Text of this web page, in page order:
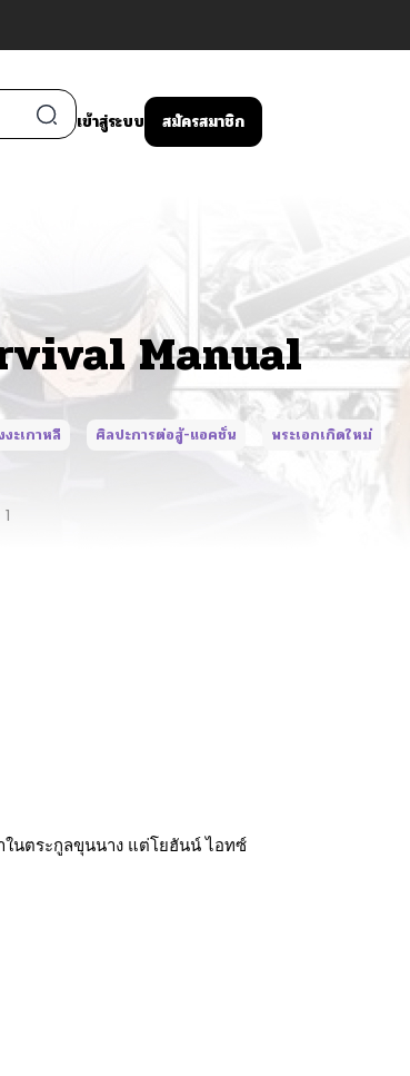
เข้าสู่ระบบ สมัครสมาชิก
Manual
งะเกาหลี ศิลปะการต่อสู้-แอคชั่น
พระเอกเกิดใหม่
1
ในตระกูลขุนนาง แต่โยฮันน์ ไอทซ์